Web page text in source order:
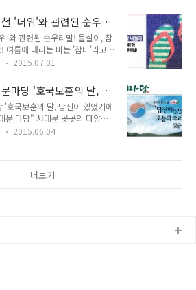
▶ 투정, 생떼 [서울시 선정 순
는 데에서 비롯되었다고 합니다.
지를하러 가지요. '모꼬지'는 놀
러 사람이 모이는 일을 의미합니
람을 '두럭'이라고 합니다. 모꼬
려 음식을 도리기하는데요. '도
간 쓰키다시 ▶ 곁들이찬 [서울
'더위'와 관련된 순우리
늘에 대해 알아봐요!
'와 관련된 순우리말! 들살이, 잠
여름에 내리는 비는 '잠비'라고
잠을 잔다는 뜻에서 유래한 말
을 하는 생활을 일컫는 말로 캠
다. 뙤약볕이 내리쬐는 여름에
요. 솔개그늘은 솔개만큼 아주
더운 여름, 온가족과 함께 들살
어 책갈피 시간 워터파크 ▶ 물
2015.07.01
마당 '호국보훈의 달, 당
리가 있습니다'
'호국보훈의 달, 당신이 있었기에
문 마당" 서대문 곳곳의 다양한
식지! 2015년 6월호를 고새합니
통" 5면 "희망나눔" 6면 "구정
2015.06.04
더보기